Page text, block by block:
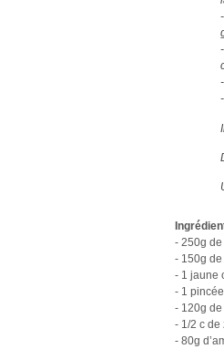
- 250g de
- 150g
- 1 jaune
- 1
- 120g
- 1/2 c de
- 80g